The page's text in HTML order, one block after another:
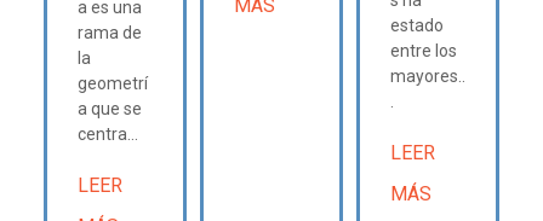
a es una
rama de
la
geometrí
a que se
centra...
LEER
MÁS
estado
entre los
mayores..
LEER
MÁS